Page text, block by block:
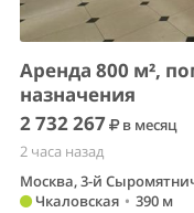
Аренда 800 м²,
назначения
2 732 267
в месяц
2 часа назад
Москва, 3-й
Чкаловская • 390 м